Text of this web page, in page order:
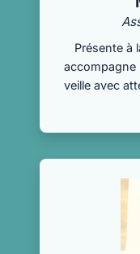
Présente à
accompagne
veille avec